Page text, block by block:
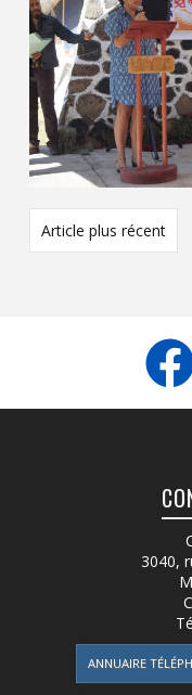
Article plus récent
3040,
ANNUAIRE